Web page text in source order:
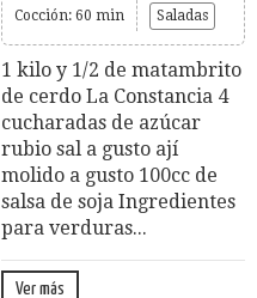
Cocción: 60 min Saladas
1 kilo y 1/2 de matambrito
de cerdo La Constancia 4
cucharadas de azúcar
rubio sal a gusto ají
molido a gusto 100cc de
salsa de soja Ingredientes
para verduras...
Ver más